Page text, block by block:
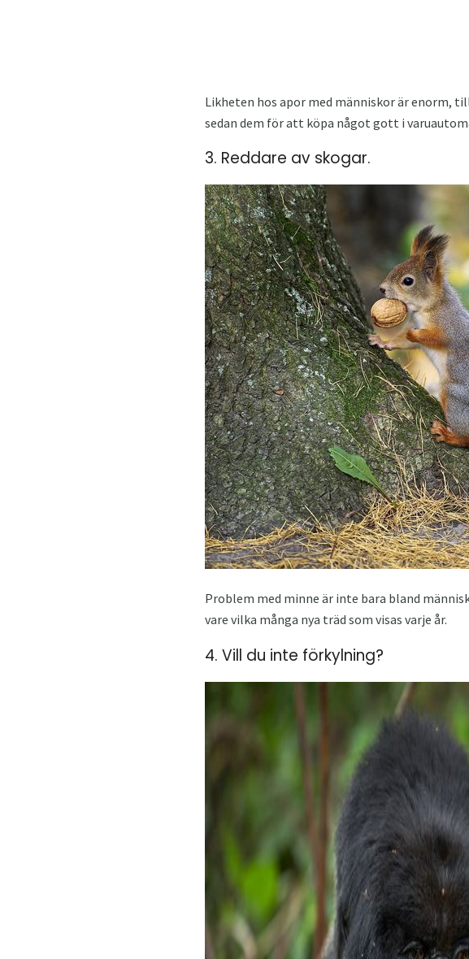
Likheten hos apor med människor är enorm,
sedan dem för att köpa något gott i
3. Reddare av skogar.
Problem med minne är inte bara bland
vare vilka många nya träd som visas varje år.
4. Vill du inte förkylning?